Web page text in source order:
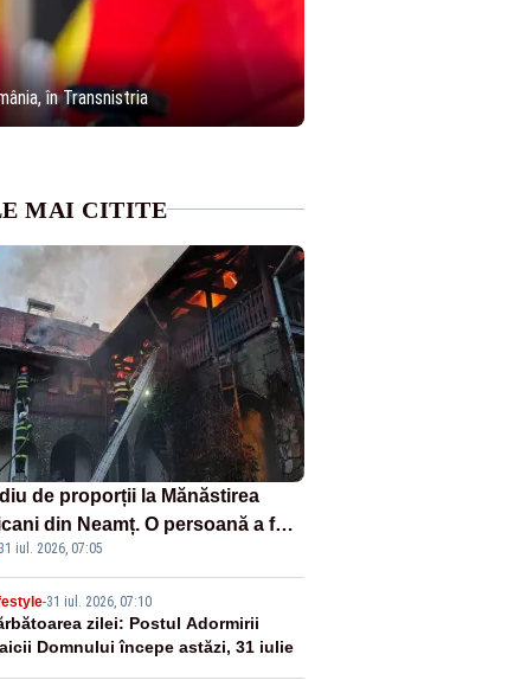
în Transnistria
MAI CITITE
de proporții la Mănăstirea
din Neamț. O persoană a fost
carbonizată - FOTO/ VIDEO
31 iul. 2026, 07:05
-31 iul. 2026, 07:10
zilei: Postul Adormirii
Domnului începe astăzi, 31 iulie